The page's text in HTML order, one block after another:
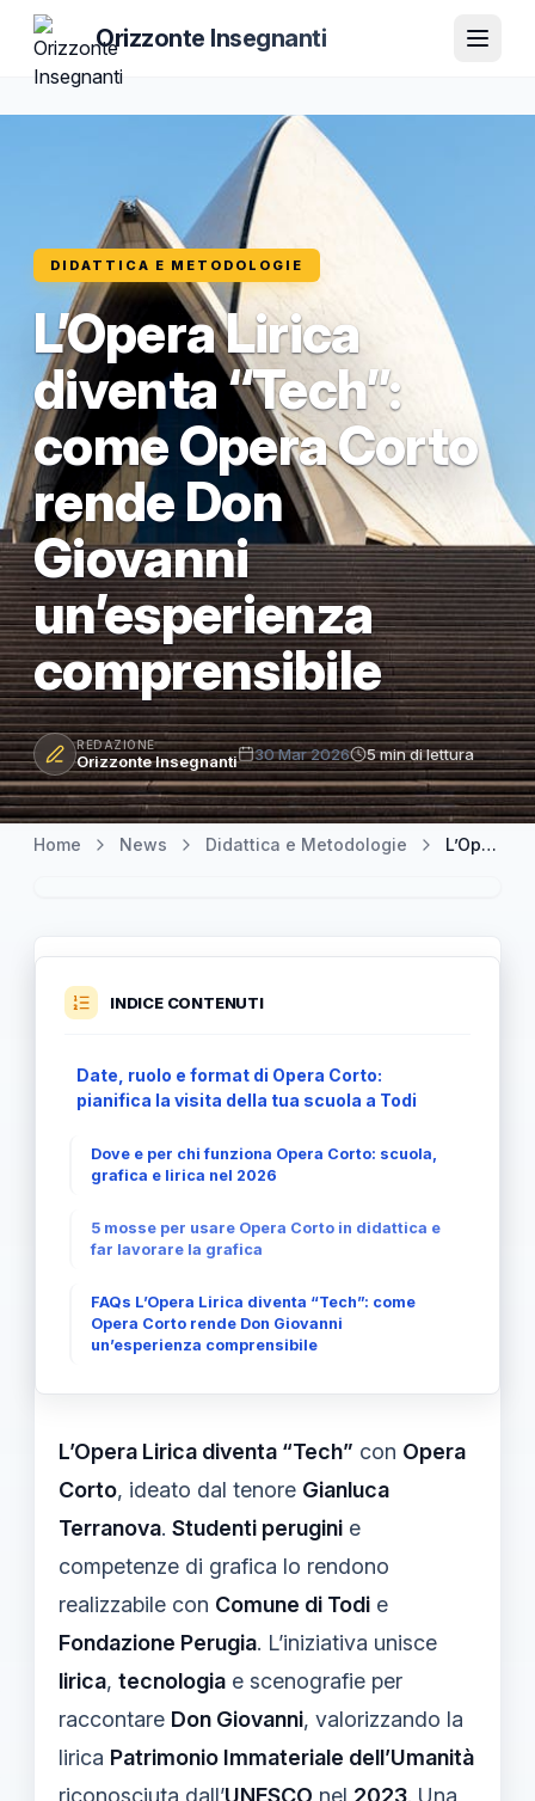
Orizzonte Insegnanti
DIDATTICA E METODOLOGIE
L’Opera Lirica
diventa “Tech”:
come Opera Corto
rende Don
Giovanni
un’esperienza
comprensibile
REDAZIONE
Orizzonte Insegnanti 30 Mar 2026 5 min di lettura
Home News Didattica e Metodologie L’Opera Lirica diventa “Tech”: come Opera Corto rende Don Giovanni un’esperienza comprensibile
INDICE CONTENUTI
Date, ruolo e format di Opera Corto:
pianifica la visita della tua scuola a Todi
Dove e per chi funziona Opera Corto: scuola,
grafica e lirica nel 2026
5 mosse per usare Opera Corto in didattica e
far lavorare la grafica
FAQs L’Opera Lirica diventa “Tech”: come
Opera Corto rende Don Giovanni
un’esperienza comprensibile
L’Opera Lirica diventa “Tech” con Opera
Corto, ideato dal tenore Gianluca
Terranova. Studenti perugini e
competenze di grafica lo rendono
realizzabile con Comune di Todi e
Fondazione Perugia. L’iniziativa unisce
lirica, tecnologia e scenografie per
raccontare Don Giovanni, valorizzando la
lirica Patrimonio Immateriale dell’Umanità
riconosciuta dall’UNESCO nel 2023. Una